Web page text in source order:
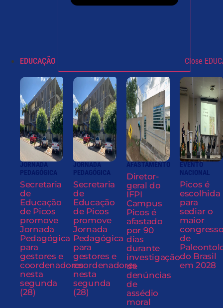
EDUCAÇÃO Close
JORNADA
PEDAGÓGICA
Secretaria
de
Educação
de Picos
promove
Jornada
Pedagógica
para
gestores e
coordenadores
nesta
segunda
(28)
JORNADA
PEDAGÓGICA
Secretaria
de
Educação
de Picos
promove
Jornada
Pedagógica
para
gestores e
coordenadores
nesta
segunda
(28)
AFASTAMENTO
Diretor-
geral do
IFPI
Campus
Picos é
afastado
por 90
dias
durante
investigação
de
denúncias
de
assédio
moral
EVENTO
NACIONAL
Picos é
escolhida
para
sediar o
maior
de
do Brasil
em 2028